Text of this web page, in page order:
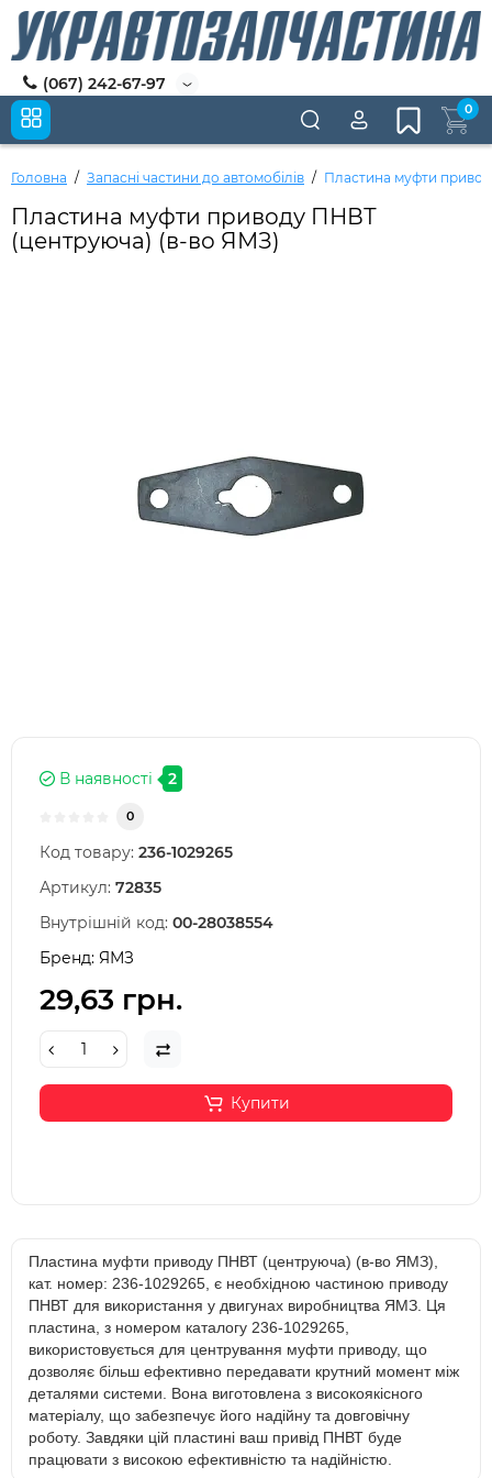
(067) 242-67-97
0
Головна Запасні частини до автомобілів Пластина муфти
Пластина муфти приводу ПНВТ
(центруюча) (в-во ЯМЗ)
В наявності 2
0
Код товару: 236-1029265
Артикул: 72835
Внутрішній код: 00-28038554
Бренд: ЯМЗ
29,63 грн.
Купити
Пластина муфти приводу ПНВТ (центруюча) (в-во ЯМЗ),
кат. номер: 236-1029265, є необхідною частиною приводу
ПНВТ для використання у двигунах виробництва ЯМЗ. Ця
пластина, з номером каталогу 236-1029265,
використовується для центрування муфти приводу, що
дозволяє більш ефективно передавати крутний момент між
деталями системи. Вона виготовлена з високоякісного
матеріалу, що забезпечує його надійну та довговічну
роботу. Завдяки цій пластині ваш привід ПНВТ буде
працювати з високою ефективністю та надійністю.